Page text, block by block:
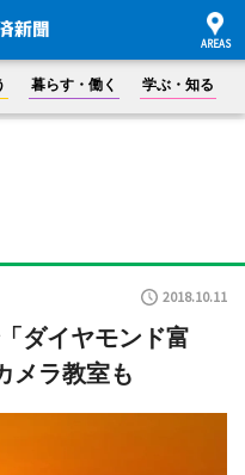
暮らす・働く 学ぶ・知る
2018.10.11
ダイヤモンド富
ラ教室も